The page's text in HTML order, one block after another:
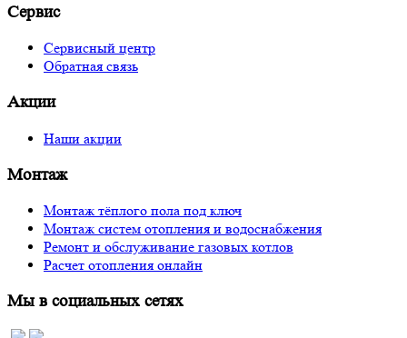
Сервис
Сервисный центр
Обратная связь
Акции
Наши акции
Монтаж
Монтаж тёплого пола под ключ
Монтаж систем отопления и водоснабжения
Ремонт и обслуживание газовых котлов
Расчет отопления онлайн
Мы в социальных сетях